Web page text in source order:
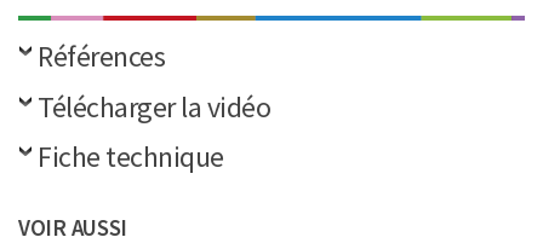
Références
Télécharger la vidéo
Fiche technique
VOIR AUSSI